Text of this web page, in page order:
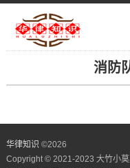
消防
华律知识 ©2026
Copyright © 2021-2023 大竹小